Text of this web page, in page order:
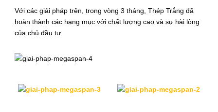
Với các giải pháp trên, trong vòng 3 tháng, Thép Trắng đã
hoàn thành các hạng mục với chất lượng cao và sự hài lòng
của chủ đầu tư.